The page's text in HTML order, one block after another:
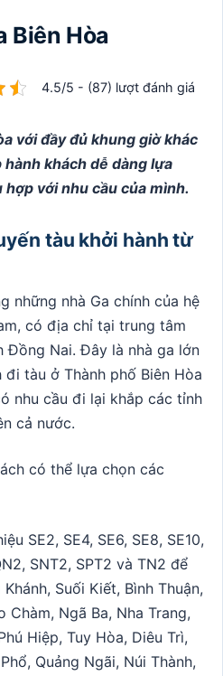
Biên Hòa
4.5/5 - (87) lượt đánh giá
với đầy đủ khung giờ khác
khách dễ dàng lựa
với nhu cầu của mình.
tàu khởi hành từ
những nhà Ga chính của hệ
có địa chỉ tại trung tâm
Đồng Nai. Đây là nhà ga lớn
tàu ở Thành phố Biên Hòa
nhu cầu đi lại khắp các tỉnh
cả nước.
có thể lựa chọn các
SE2, SE4, SE6, SE8, SE10,
SNT2, SPT2 và TN2 để
Suối Kiết, Bình Thuận,
Chàm, Ngã Ba, Nha Trang,
Hiệp, Tuy Hòa, Diêu Trì,
Quảng Ngãi, Núi Thành,